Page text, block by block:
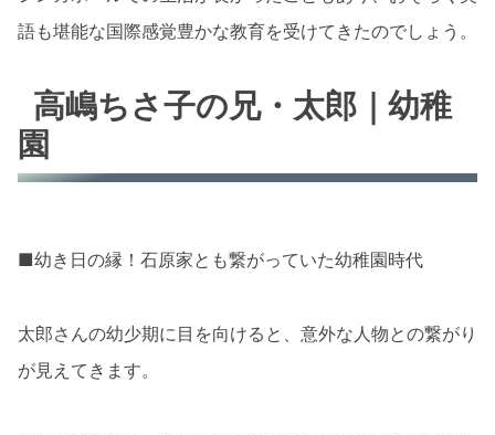
語も堪能な国際感覚豊かな教育を受けてきたのでしょう。
高嶋ちさ子の兄・太郎｜幼稚
園
■幼き日の縁！石原家とも繋がっていた幼稚園時代
太郎さんの幼少期に目を向けると、意外な人物との繋がり
が見えてきます。